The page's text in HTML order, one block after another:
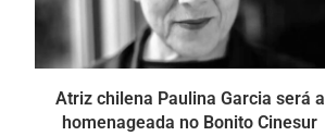
Atriz chilena Paulina Garcia será a
homenageada no Bonito Cinesur